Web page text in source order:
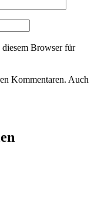
Browser für
Kommentaren. Auch